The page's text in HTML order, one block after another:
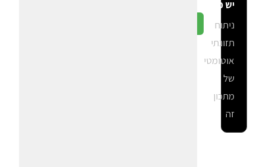
יש פה?
ניתוח
תזונתי
אוטומטי
של
מתכון
זה